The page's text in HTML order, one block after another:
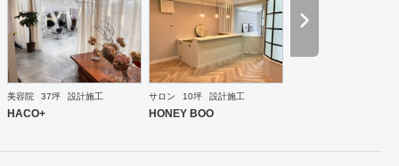
多様な請負形態が可能です。工場では金属を中心にさまざま
な素材を用いた制作が可能で、例えば通常デザイン性とは無
縁な特定防火設備（鉄扉）などにも高いデザイン性を施すこ
とも可能です。 GRIDFRAME とりかえのきかない空間
https://gridframe.co.jp/ Synes(シネス) 霧のようなやわらか
な空間 http://synes.jp/ SOTOCHIKU 時間の蓄積を取り
込む空間 https://sotochiku.com/
美容院 37坪 設計施工
HACO+
サロン 10坪 設計施工
HONEY BOO